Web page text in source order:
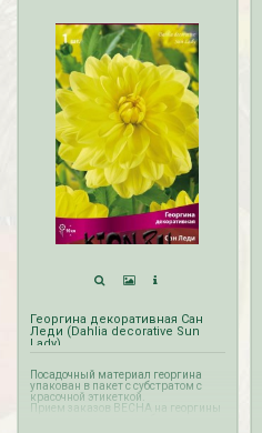
Георгина декоративная Сан
Леди (Dahlia decorative Sun
Lady)
Посадочный материал георгина
упакован в пакет с субстратом с
красочной этикеткой.
Прием заказов ВЕСНА на георгины